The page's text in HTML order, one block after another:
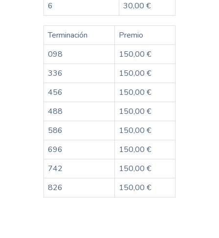
6
30,00 €
Terminación
Premio
098
150,00 €
336
150,00 €
456
150,00 €
488
150,00 €
586
150,00 €
696
150,00 €
742
150,00 €
826
150,00 €